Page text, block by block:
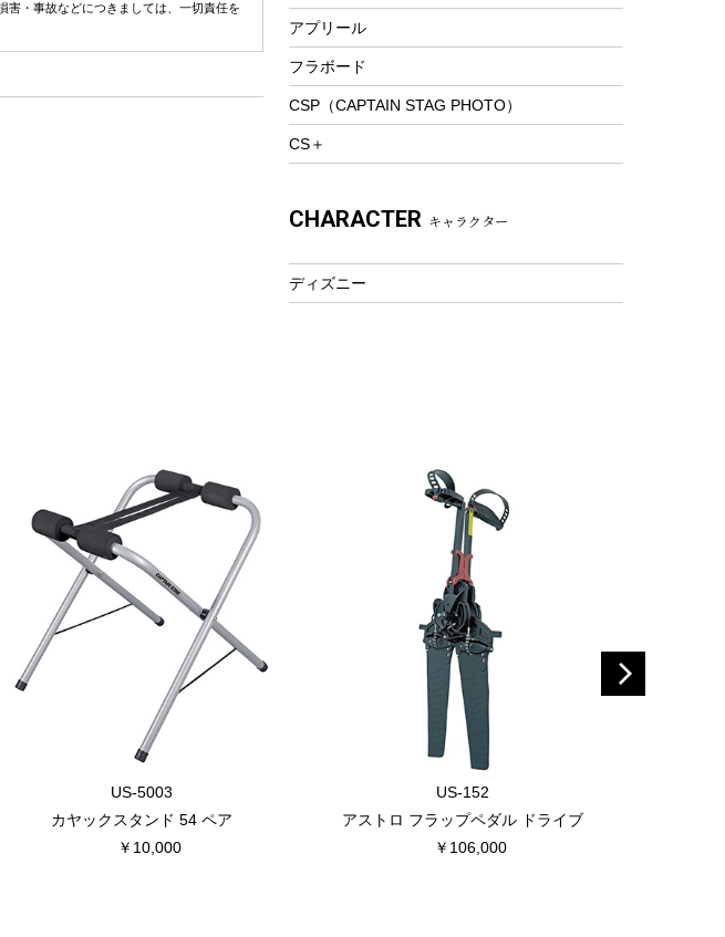
・事故などにつきましては、一切責任を
トレッキングステッキ
プレイグッズ
ウェルネス
フィットネス
アクセサリー
アプリール
フラボード
CSP（CAPTAIN STAG PHOTO）
CS＋
CHARACTER キャラクター
ディズニー
US-5003
カヤックスタンド 54 ペア
￥10,000
US-152
アストロ フラップペダル ドライブ
￥106,000